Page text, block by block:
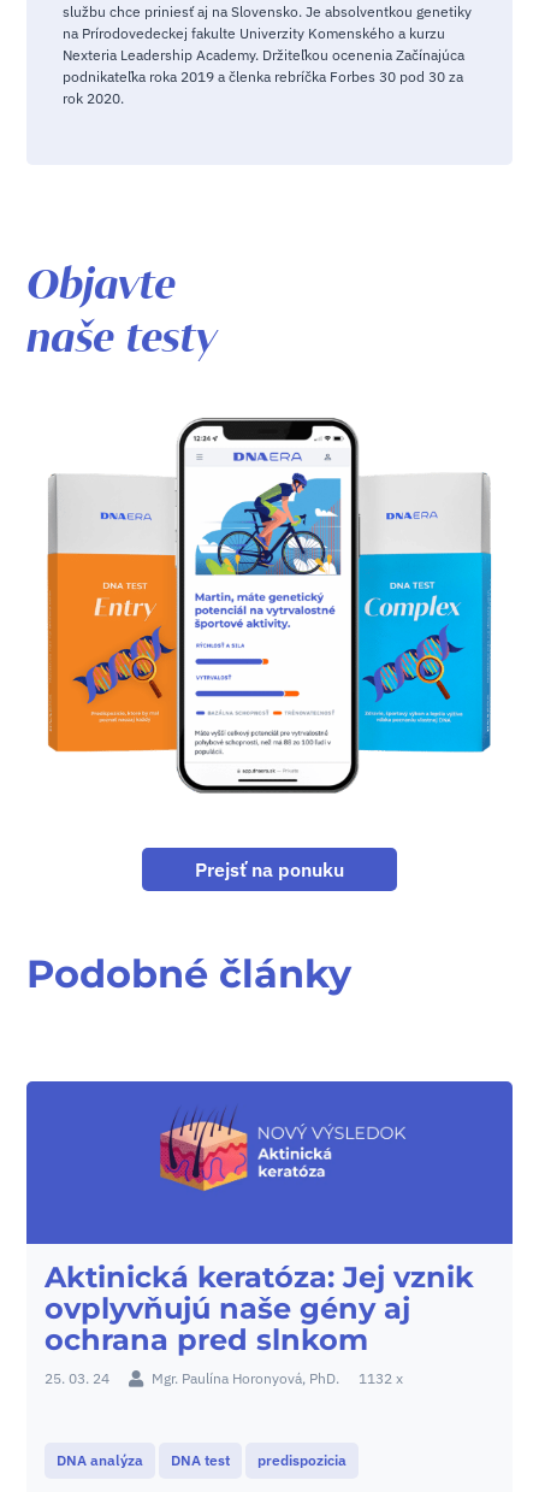
službu chce priniesť aj na Slovensko. Je absolventkou genetiky
na Prírodovedeckej fakulte Univerzity Komenského a kurzu
Nexteria Leadership Academy. Držiteľkou ocenenia Začínajúca
podnikateľka roka 2019 a členka rebríčka Forbes 30 pod 30 za
rok 2020.
Objavte
naše testy
Prejsť na ponuku
Podobné články
Aktinická keratóza: Jej vznik
ovplyvňujú naše gény aj
ochrana pred slnkom
25. 03. 24 Mgr. Paulína Horonyová, PhD. 1132 x
DNA analýza DNA test predispozicia